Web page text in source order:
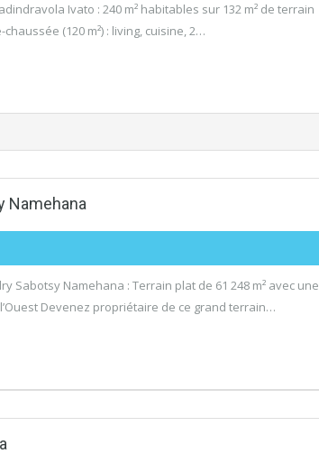
Ivato : 240 m² habitables sur 132 m² de terrain
(120 m²) : living, cuisine, 2…
Namehana
Sabotsy Namehana : Terrain plat de 61 248 m² avec une
Devenez propriétaire de ce grand terrain…